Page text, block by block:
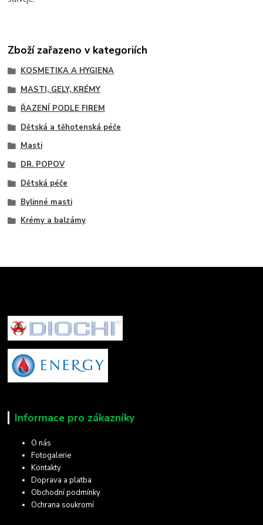
Zboží zařazeno v kategoriích
KOSMETIKA A HYGIENA
MASTI, GELY, KRÉMY
ŘAZENÍ PODLE FIREM
Dětská a těhotenská péče
Masti
DR. POPOV
Dětská péče
Bylinné masti
Krémy a balzámy
Informace pro zákazníky
O nás
Fotogalerie
Kontakty
Doprava a platba
Obchodní podmínky
Ochrana soukromí